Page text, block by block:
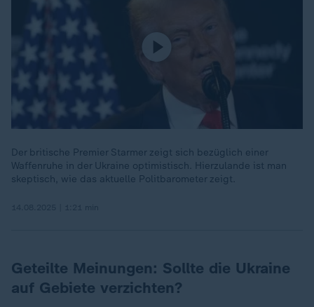
Der britische Premier Starmer zeigt sich bezüglich einer
Waffenruhe in der Ukraine optimistisch. Hierzulande ist man
skeptisch, wie das aktuelle Politbarometer zeigt.
Geteilte Meinungen: Sollte die Ukraine
auf Gebiete verzichten?